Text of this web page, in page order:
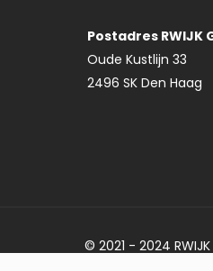
Postadres RWIJK
Oude Kustlijn 33
2496 SK Den Haag
© 2021 - 2024